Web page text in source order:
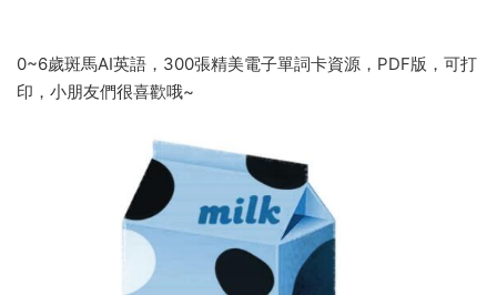
0~6歲斑馬AI英語，300張精美電子單詞卡資源，PDF版，可打
印，小朋友們很喜歡哦~